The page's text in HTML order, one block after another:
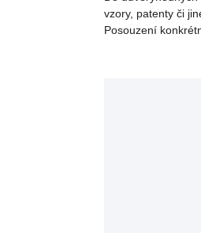
vzory, patenty či
Posouzení